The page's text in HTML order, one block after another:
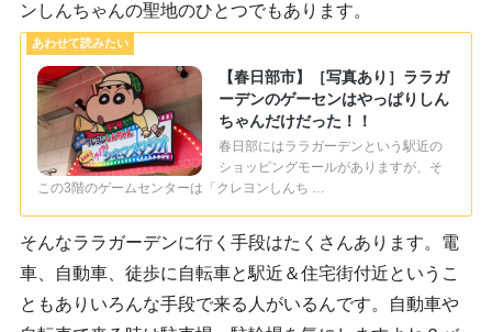
ンしんちゃんの聖地のひとつでもあります。
【春日部市】［写真あり］ララガ
ーデンのゲーセンはやっぱりしん
ちゃんだけだった！！
春日部にはララガーデンという駅近の
ショッピングモールがありますが、そ
この3階のゲームセンターは「クレヨンしんち …
そんなララガーデンに行く手段はたくさんあります。電
車、自動車、徒歩に自転車と駅近＆住宅街付近というこ
ともありいろんな手段で来る人がいるんです。自動車や